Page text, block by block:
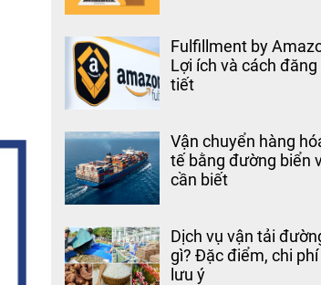
Fulfillment by
Lợi ích và cách đăng
tiết
Vận chuyển hàng
tế bằng đường biển
cần biết
Dịch vụ vận tải
gì? Đặc điểm, chi
lưu ý